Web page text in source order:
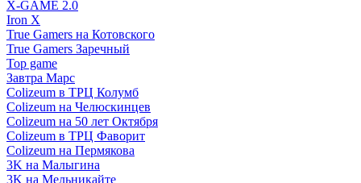
X-GAME 2.0
Iron X
True Gamers на Котовского
True Gamers Заречный
Top game
Завтра Марс
Colizeum в ТРЦ Колумб
Colizeum на Челюскинцев
Colizeum на 50 лет Октября
Colizeum в ТРЦ Фаворит
Colizeum на Пермякова
3K на Малыгина
3K на Мельникайте